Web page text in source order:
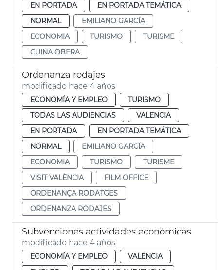
EN PORTADA
EN PORTADA TEMÁTICA
NORMAL
EMILIANO GARCÍA
ECONOMIA
TURISMO
TURISME
CUINA OBERA
Ordenanza rodajes
modificado hace 4 años
ECONOMÍA Y EMPLEO
TURISMO
TODAS LAS AUDIENCIAS
VALENCIA
EN PORTADA
EN PORTADA TEMÁTICA
NORMAL
EMILIANO GARCÍA
ECONOMIA
TURISMO
TURISME
VISIT VALÈNCIA
FILM OFFICE
ORDENANÇA RODATGES
ORDENANZA RODAJES
Subvenciones actividades económicas
modificado hace 4 años
ECONOMÍA Y EMPLEO
VALENCIA